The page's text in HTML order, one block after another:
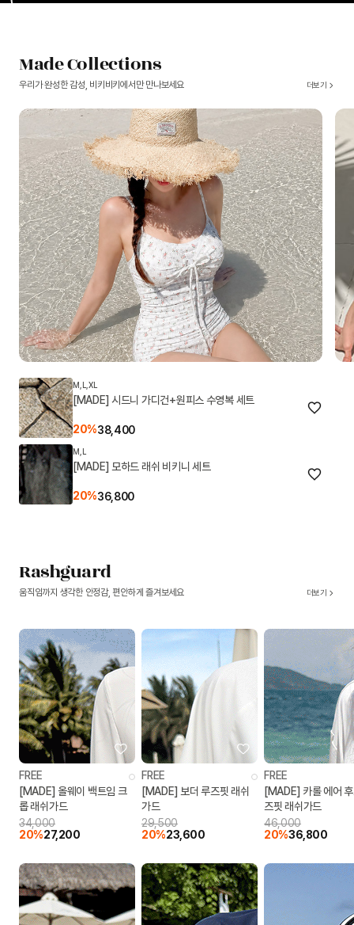
Made Collections
우리가 완성한 감성, 비키비키에서만 만나보세요 더보기
M,L,XL
[MADE] 시드니 가디건+원피스 수영복 세트
20%38,400
M,L
[MADE] 모하드 래쉬 비키니 세트
20%36,800
Rashguard
움직임까지 생각한 안정감, 편안하게 즐겨보세요 더보기
FREE
[MADE] 올웨이 백트임 크
롭 래쉬가드
34,000
20%27,200
FREE
[MADE] 보더 루즈핏 래쉬
가드
29,500
20%23,600
FREE
[MADE] 카롤 에어
즈핏 래쉬가드
46,000
20%36,800